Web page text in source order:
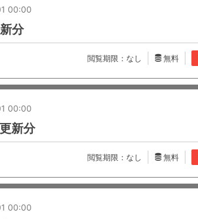
00:00
分
無料
閲覧期限：なし
00:00
新分
無料
閲覧期限：なし
00:00